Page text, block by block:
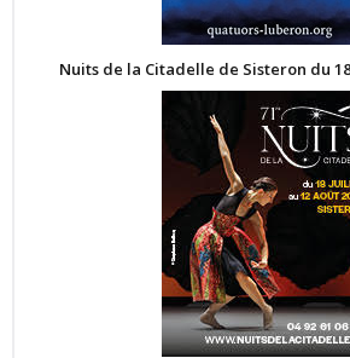
Nuits de la Citadelle de Sisteron du